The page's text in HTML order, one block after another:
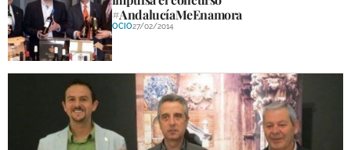
#AndalucíaMeEnamora
OCIO27/02/2014